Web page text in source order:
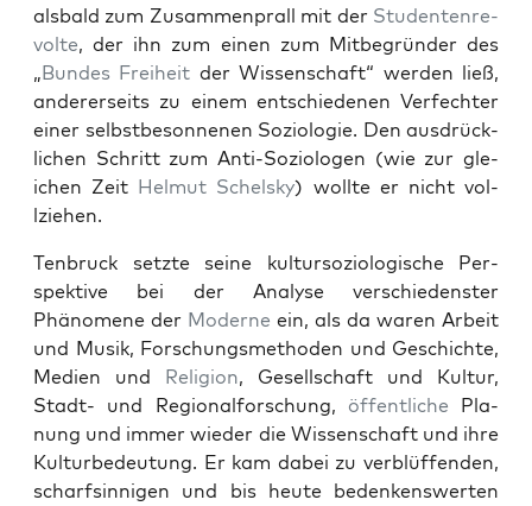
als­bald zum Zusam­men­prall mit der Stu­den­ten­re­
volte, der ihn zum einen zum Mit­be­grün­der des
„Bun­des Frei­heit der Wis­senschaft“ wer­den ließ,
ander­er­seits zu einem entsch­iede­nen Ver­fechter
ein­er selb­st­besonnenen Sozi­olo­gie. Den aus­drück­
lichen Schritt zum Anti-Sozi­olo­gen (wie zur gle­
ichen Zeit Hel­mut Schel­sky) wollte er nicht vol­
lziehen.
Ten­bruck set­zte seine kul­tur­sozi­ol­o­gis­che Per­
spek­tive bei der Analyse ver­schieden­ster
Phänomene der Mod­erne ein, als da waren Arbeit
und Musik, Forschungsmeth­o­d­en und Geschichte,
Medi­en und Reli­gion, Gesellschaft und Kul­tur,
Stadt- und Region­al­forschung, öffentliche Pla­
nung und immer wieder die Wis­senschaft und ihre
Kul­turbe­deu­tung. Er kam dabei zu verblüf­fend­en,
scharf­sin­ni­gen und bis heute bedenkenswerten